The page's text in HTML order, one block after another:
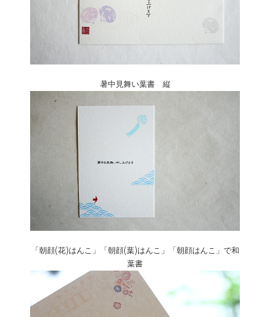
暑中見舞い葉書 縦
「朝顔(花)はんこ」「朝顔(葉)はんこ」「朝顔はんこ」で和
葉書